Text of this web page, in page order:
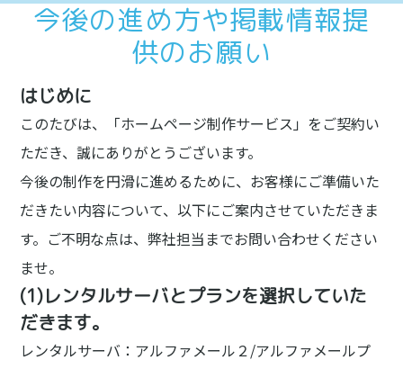
今後の進め方や掲載情報提
供のお願い
はじめに
このたびは、「ホームページ制作サービス」をご契約い
ただき、誠にありがとうございます。
今後の制作を円滑に進めるために、お客様にご準備いた
だきたい内容について、以下にご案内させていただきま
す。ご不明な点は、弊社担当までお問い合わせください
ませ。
(1)レンタルサーバとプランを選択していた
だきます。
レンタルサーバ：アルファメール２/アルファメールプ